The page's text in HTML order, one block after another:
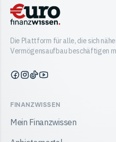
Die Plattform für alle, die sich
Vermögensaufbau beschäftigen
Finanzwissen
Facebook
Finanzwissen
Instagram
Finanzwissen
TikTok
Finanzwissen
YouTube
FINANZWISSEN
Mein Finanzwissen